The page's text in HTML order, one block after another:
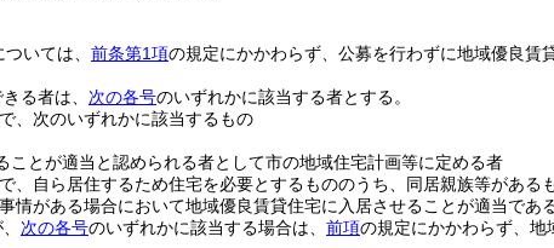
いては、 前条第1項の規定にかかわらず、公募を行わずに地域優良賃
る者は、 次の各号のいずれかに該当する者とする。
、次のいずれかに該当するもの
ことが適当と認められる者として市の地域住宅計画等に定める者
、自ら居住するため住宅を必要とするもののうち、同居親族等がある
情がある場合において地域優良賃貸住宅に入居させることが適当であ
次の各号のいずれかに該当する場合は、 前項の規定にかかわらず、地